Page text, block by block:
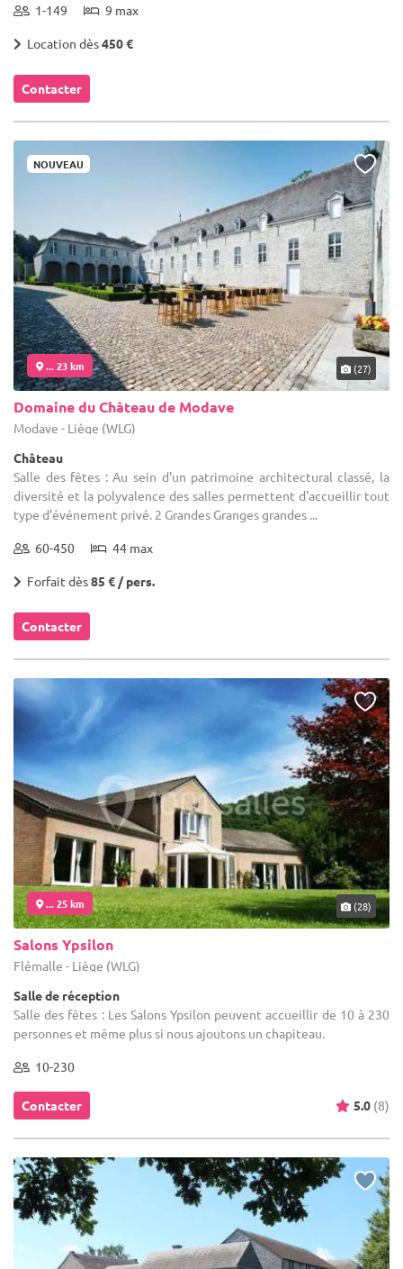
1-149 9 max
Location dès450 €
Contacter
NOUVEAU
... 23 km (27)
Domaine du Château de Modave
Modave - Liège (WLG)
Château
Salle des fêtes : Au sein d'un patrimoine architectural classé, la
diversité et la polyvalence des salles permettent d'accueillir tout
type d’événement privé. 2 Grandes Granges grandes ...
60-450 44 max
Forfait dès85 € / pers.
Contacter
... 25 km (28)
Salons Ypsilon
Flémalle - Liège (WLG)
Salle de réception
Salle des fêtes : Les Salons Ypsilon peuvent accueillir de 10 à 230
personnes et même plus si nous ajoutons un chapiteau.
10-230
Contacter 5.0 (8)